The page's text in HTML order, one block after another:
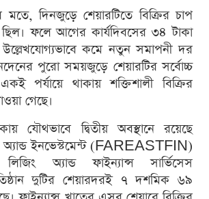
মতে, দিনজুড়ে শেয়ারটিতে বিক্রির চাপ
ফলে আগের কার্যদিবসের ৩৪ টাকা
কমে নতুন সমাপনী দর
পুরো সময়জুড়ে শেয়ারটির সর্বোচ্চ
পর্যায়ে থাকায় শক্তিশালী বিক্রির
গেছে।
যৌথভাবে দ্বিতীয় অবস্থানে রয়েছে
অ্যান্ড ইনভেস্টমেন্ট (FAREASTFIN)
অ্যান্ড ফাইন্যান্স সার্ভিসেস
দুটির শেয়ারদরই ৭ দশমিক ৬৯